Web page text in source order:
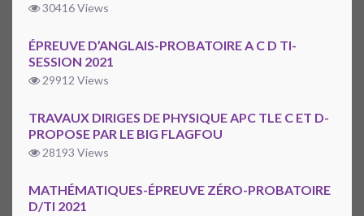
30416 Views
ÉPREUVE D’ANGLAIS-PROBATOIRE A C D TI-
SESSION 2021
29912 Views
TRAVAUX DIRIGES DE PHYSIQUE APC TLE C ET D-
PROPOSE PAR LE BIG FLAGFOU
28193 Views
MATHÉMATIQUES-ÉPREUVE ZÉRO-PROBATOIRE
D/TI 2021